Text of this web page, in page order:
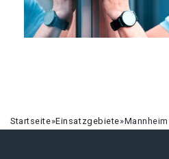
Startseite»Einsatzgebiete»